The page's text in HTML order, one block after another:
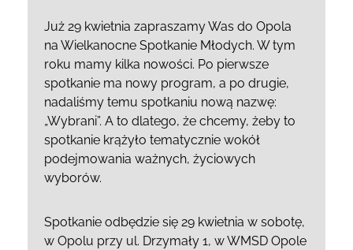
Już 29 kwietnia zapraszamy Was do Opola
na Wielkanocne Spotkanie Młodych. W tym
roku mamy kilka nowości. Po pierwsze
spotkanie ma nowy program, a po drugie,
nadaliśmy temu spotkaniu nową nazwę:
„Wybrani”. A to dlatego, że chcemy, żeby to
spotkanie krążyło tematycznie wokół
podejmowania ważnych, życiowych
wyborów.
Spotkanie odbędzie się 29 kwietnia w sobotę,
w Opolu przy ul. Drzymały 1, w WMSD Opole